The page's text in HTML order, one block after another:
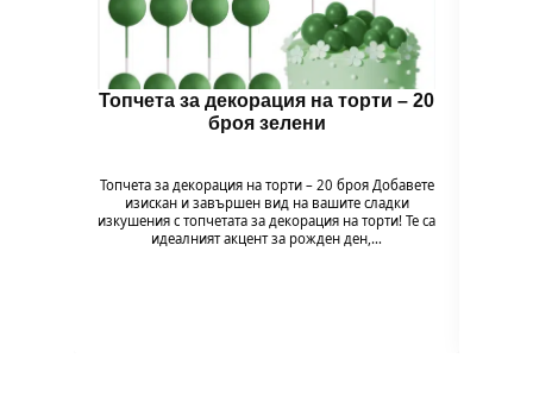
Топчета за декорация на торти – 20
броя зелени
Топчета за декорация на торти – 20 броя Добавете
изискан и завършен вид на вашите сладки
изкушения с топчетата за декорация на торти! Те са
идеалният акцент за рожден ден,…